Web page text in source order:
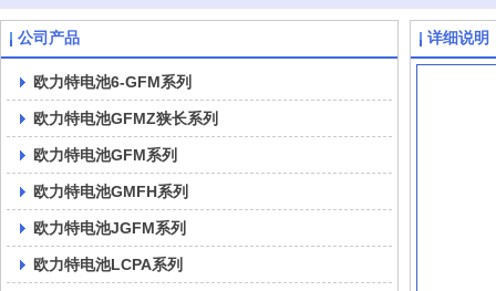
公司产品
欧力特电池6-GFM系列
欧力特电池GFMZ狭长系列
欧力特电池GFM系列
欧力特电池GMFH系列
欧力特电池JGFM系列
欧力特电池LCPA系列
详细说明